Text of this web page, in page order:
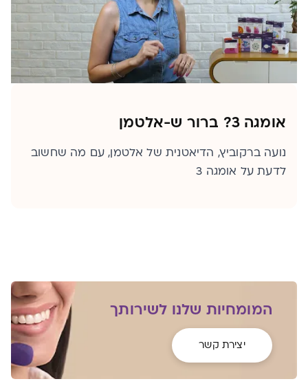
אומגה 3? ברור ש-אלטמן
נועה ברקוביץ, הדיאטנית של אלטמן, עם מה שחשוב
לדעת על אומגה 3
המומחיות שלנו לשירותך
יצירת קשר